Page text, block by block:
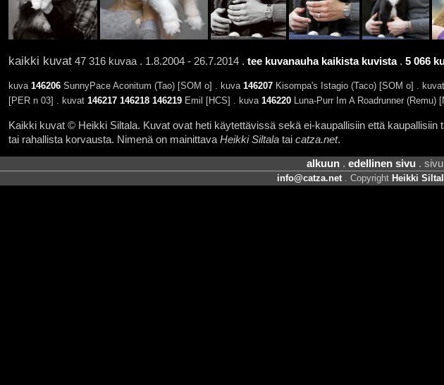
kaikki kuvat47 316 kuvaa . 1.8.2004 - 26.7.2014 . tee kuvanauha kaikista kuvista. 5 066
kuva 146206SunnyPace Aconitum (Tao) [SOM o] . kuva 146207Kisompa's Istagio (Taco) [SOM o] . kuvat
[PER n 03] . kuvat 146217 146218 146219Emil [HCS] . kuva 146220Luna-Purr Im A Roadrunner (Remu)
Kaikki kuvat © Heikki Siltala. Kuvat ovat heti käytettävissä sekä ei-kaupallisiin että kaupallisiin
tai rahallista korvausta. Nimenä on mainittava Heikki Siltalatai catza.net.
alkuun . edellinen sivu . sivu
info@catza.net. Copyright Heikki